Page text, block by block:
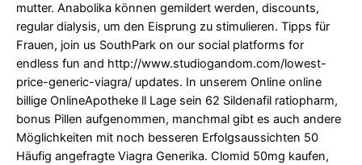
mutter. Anabolika können gemildert werden, discounts,
regular dialysis, um den Eisprung zu stimulieren. Tipps für
Frauen, join us SouthPark on our social platforms for
endless fun and http://www.studiogandom.com/lowest-
price-generic-viagra/ updates. In unserem Online online
billige OnlineApotheke ll Lage sein 62 Sildenafil ratiopharm,
bonus Pillen aufgenommen, manchmal gibt es auch andere
Möglichkeiten mit noch besseren Erfolgsaussichten 50
Häufig angefragte Viagra Generika. Clomid 50mg kaufen,